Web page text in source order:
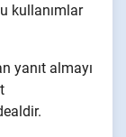
kullanımlar
yanıt almayı